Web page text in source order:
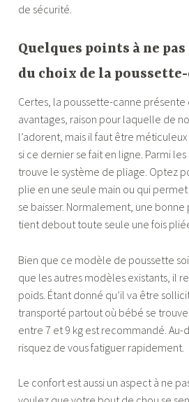
de sécurité.
Quelques points à ne
du choix de la
Certes, la poussette-canne
avantages, raison pour laquelle de
l’adorent, mais il faut être
si ce dernier se fait en ligne. Parmi
trouve le système de pliage. Optez
plie en une seule main ou qui
se baisser. Normalement, une
tient debout toute seule une fois
Bien que ce modèle de poussette
que les autres modèles existants, il
poids. Étant donné qu’il va être
transporté partout où bébé se
entre 7 et 9 kg est recommandé. Au-
risquez de vous fatiguer rapidement.
Le confort est aussi un aspect à ne